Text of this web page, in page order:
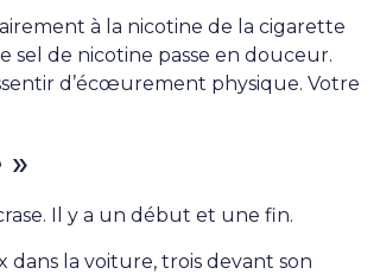
à la nicotine de la cigarette
sel de nicotine passe en douceur.
d’écœurement physique. Votre
Il y a un début et une fin.
dans la voiture, trois devant son